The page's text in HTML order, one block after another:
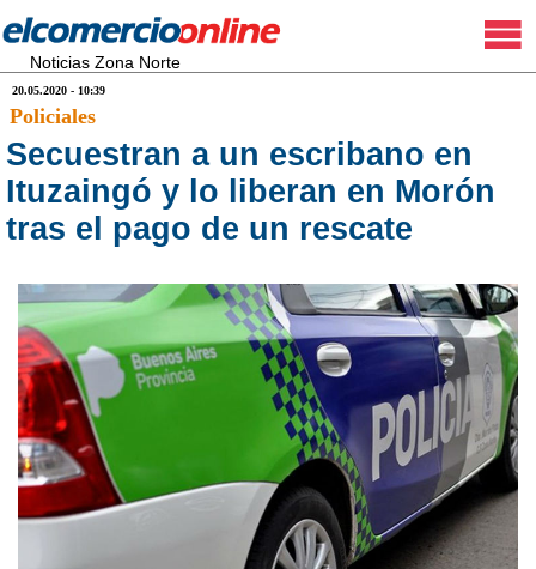
Noticias Zona Norte
20.05.2020 - 10:39
Policiales
Secuestran a un escribano en
Ituzaingó y lo liberan en Morón
tras el pago de un rescate